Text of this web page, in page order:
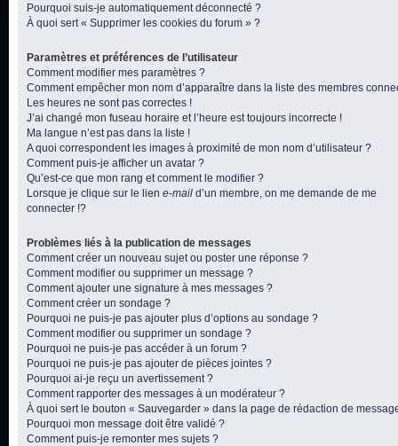
Pourquoi suis-je automatiquement déconnecté ?
À quoi sert « Supprimer les cookies du forum » ?
Paramètres et préférences de l’utilisateur
Comment modifier mes paramètres ?
Comment empêcher mon nom d’apparaître dans la liste des membres
Les heures ne sont pas correctes !
J’ai changé mon fuseau horaire et l’heure est toujours incorrecte !
Ma langue n’est pas dans la liste !
A quoi correspondent les images à proximité de mon nom d’utilisateur ?
Comment puis-je afficher un avatar ?
Qu’est-ce que mon rang et comment le modifier ?
Lorsque je clique sur le lien e-mail d’un membre, on me demande de me
connecter !?
Problèmes liés à la publication de messages
Comment créer un nouveau sujet ou poster une réponse ?
Comment modifier ou supprimer un message ?
Comment ajouter une signature à mes messages ?
Comment créer un sondage ?
Pourquoi ne puis-je pas ajouter plus d’options au sondage ?
Comment modifier ou supprimer un sondage ?
Pourquoi ne puis-je pas accéder à un forum ?
Pourquoi ne puis-je pas ajouter de pièces jointes ?
Pourquoi ai-je reçu un avertissement ?
Comment rapporter des messages à un modérateur ?
À quoi sert le bouton « Sauvegarder » dans la page de rédaction de
Pourquoi mon message doit être validé ?
Comment puis-je remonter mes sujets ?